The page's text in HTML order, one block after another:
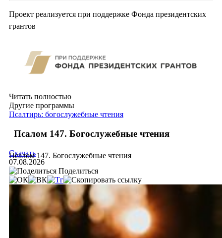
Проект реализуется при поддержке Фонда президентских
грантов
Читать полностью
Другие программы
Псалтирь: богослужебные чтения
Псалом 147. Богослужебные чтения
Псалом 147. Богослужебные чтения
Скачать
07.08.2026
Поделиться